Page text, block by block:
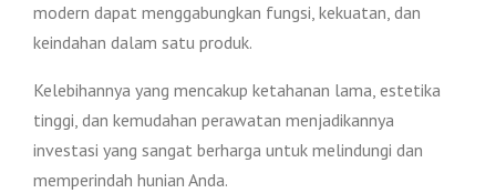
modern dapat menggabungkan fungsi, kekuatan, dan
keindahan dalam satu produk.
Kelebihannya yang mencakup ketahanan lama, estetika
tinggi, dan kemudahan perawatan menjadikannya
investasi yang sangat berharga untuk melindungi dan
memperindah hunian Anda.